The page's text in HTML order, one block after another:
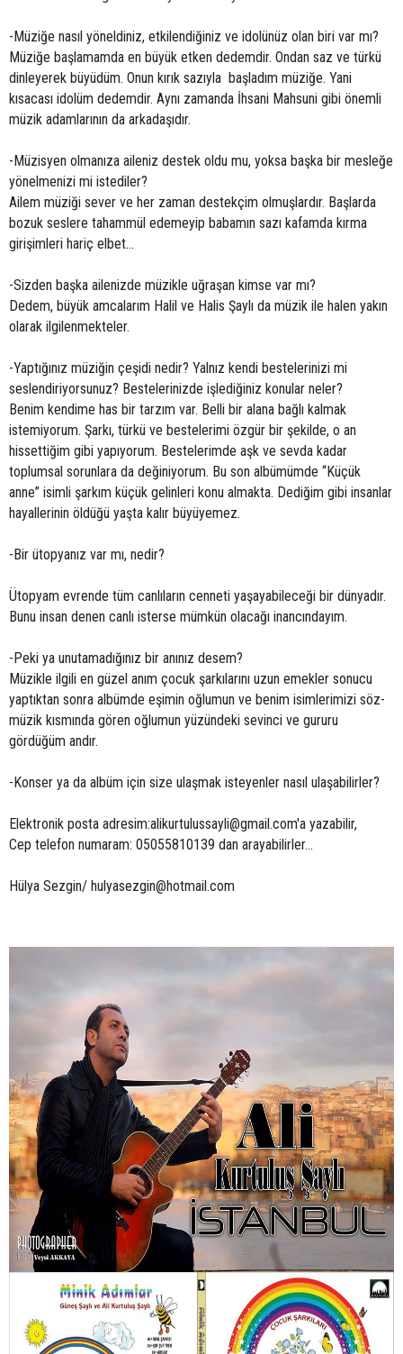
-Müziğe nasıl yöneldiniz, etkilendiğiniz ve idolünüz olan biri var mı?
Müziğe başlamamda en büyük etken dedemdir. Ondan saz ve türkü
dinleyerek büyüdüm. Onun kırık sazıyla başladım müziğe. Yani
kısacası idolüm dedemdir. Aynı zamanda İhsani Mahsuni gibi önemli
müzik adamlarının da arkadaşıdır.
-Müzisyen olmanıza aileniz destek oldu mu, yoksa başka bir mesleğe
yönelmenizi mi istediler?
Ailem müziği sever ve her zaman destekçim olmuşlardır. Başlarda
bozuk seslere tahammül edemeyip babamın sazı kafamda kırma
girişimleri hariç elbet...
-Sizden başka ailenizde müzikle uğraşan kimse var mı?
Dedem, büyük amcalarım Halil ve Halis Şaylı da müzik ile halen yakın
olarak ilgilenmekteler.
-Yaptığınız müziğin çeşidi nedir? Yalnız kendi bestelerinizi mi
seslendiriyorsunuz? Bestelerinizde işlediğiniz konular neler?
Benim kendime has bir tarzım var. Belli bir alana bağlı kalmak
istemiyorum. Şarkı, türkü ve bestelerimi özgür bir şekilde, o an
hissettiğim gibi yapıyorum. Bestelerimde aşk ve sevda kadar
toplumsal sorunlara da değiniyorum. Bu son albümümde “Küçük
anne” isimli şarkım küçük gelinleri konu almakta. Dediğim gibi insanlar
hayallerinin öldüğü yaşta kalır büyüyemez.
-Bir ütopyanız var mı, nedir?
Ütopyam evrende tüm canlıların cenneti yaşayabileceği bir dünyadır.
Bunu insan denen canlı isterse mümkün olacağı inancındayım.
-Peki ya unutamadığınız bir anınız desem?
Müzikle ilgili en güzel anım çocuk şarkılarını uzun emekler sonucu
yaptıktan sonra albümde eşimin oğlumun ve benim isimlerimizi söz-
müzik kısmında gören oğlumun yüzündeki sevinci ve gururu
gördüğüm andır.
-Konser ya da albüm için size ulaşmak isteyenler nasıl ulaşabilirler?
Elektronik posta adresim:alikurtulussayli@gmail.com'a yazabilir,
Cep telefon numaram: 05055810139 dan arayabilirler...
Hülya Sezgin/ hulyasezgin@hotmail.com